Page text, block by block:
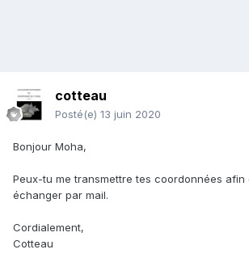
cotteau
Posté(e) 13 juin 2020
Bonjour Moha,
Peux-tu me transmettre tes coordonnées afin
échanger par mail.
Cordialement,
Cotteau